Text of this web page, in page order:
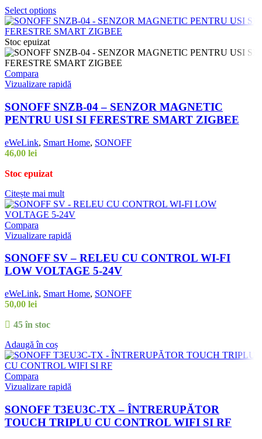
Select options
Stoc epuizat
Compara
Vizualizare rapidă
SONOFF SNZB-04 – SENZOR MAGNETIC
PENTRU USI SI FERESTRE SMART ZIGBEE
eWeLink, Smart Home, SONOFF
46,00 lei
Stoc epuizat
Citește mai mult
Compara
Vizualizare rapidă
SONOFF SV – RELEU CU CONTROL WI-FI
LOW VOLTAGE 5-24V
eWeLink, Smart Home, SONOFF
50,00 lei
45 în stoc
Adaugă în coș
Compara
Vizualizare rapidă
SONOFF T3EU3C-TX – ÎNTRERUPĂTOR
TOUCH TRIPLU CU CONTROL WIFI SI RF